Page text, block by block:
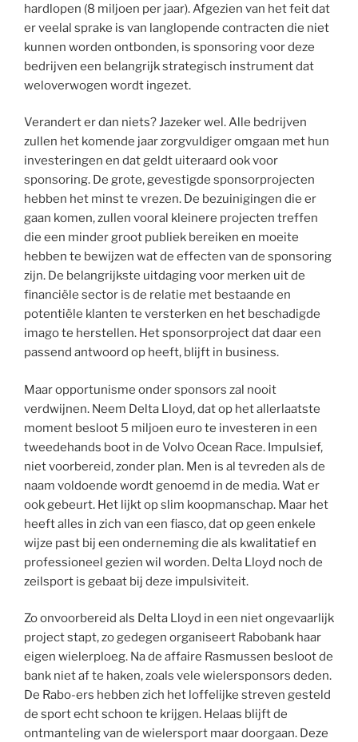
hardlopen (8 miljoen per jaar). Afgezien van het feit dat
er veelal sprake is van langlopende contracten die niet
kunnen worden ontbonden, is sponsoring voor deze
bedrijven een belangrijk strategisch instrument dat
weloverwogen wordt ingezet.
Verandert er dan niets? Jazeker wel. Alle bedrijven
zullen het komende jaar zorgvuldiger omgaan met hun
investeringen en dat geldt uiteraard ook voor
sponsoring. De grote, gevestigde sponsorprojecten
hebben het minst te vrezen. De bezuinigingen die er
gaan komen, zullen vooral kleinere projecten treffen
die een minder groot publiek bereiken en moeite
hebben te bewijzen wat de effecten van de sponsoring
zijn. De belangrijkste uitdaging voor merken uit de
financiële sector is de relatie met bestaande en
potentiële klanten te versterken en het beschadigde
imago te herstellen. Het sponsorproject dat daar een
passend antwoord op heeft, blijft in business.
Maar opportunisme onder sponsors zal nooit
verdwijnen. Neem Delta Lloyd, dat op het allerlaatste
moment besloot 5 miljoen euro te investeren in een
tweedehands boot in de Volvo Ocean Race. Impulsief,
niet voorbereid, zonder plan. Men is al tevreden als de
naam voldoende wordt genoemd in de media. Wat er
ook gebeurt. Het lijkt op slim koopmanschap. Maar het
heeft alles in zich van een fiasco, dat op geen enkele
wijze past bij een onderneming die als kwalitatief en
professioneel gezien wil worden. Delta Lloyd noch de
zeilsport is gebaat bij deze impulsiviteit.
Zo onvoorbereid als Delta Lloyd in een niet ongevaarlijk
project stapt, zo gedegen organiseert Rabobank haar
eigen wielerploeg. Na de affaire Rasmussen besloot de
bank niet af te haken, zoals vele wielersponsors deden.
De Rabo-ers hebben zich het loffelijke streven gesteld
de sport echt schoon te krijgen. Helaas blijft de
ontmanteling van de wielersport maar doorgaan. Deze